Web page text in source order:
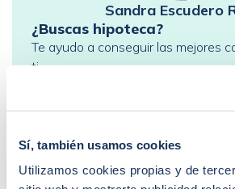
Sí, también usamos cookies
Utilizamos cookies propias y de
PREGUNTAS FRECUENTES
Sandra Escudero
¿Buscas hipoteca?
Te ayudo a conseguir las mejores
ti